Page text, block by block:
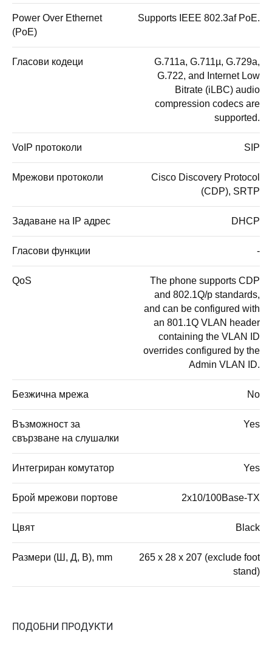
Power Over Ethernet
(PoE)
Supports IEEE 802.3af PoE.
Гласови кодеци
G.711a, G.711µ, G.729a,
G.722, and Internet Low
Bitrate (iLBC) audio
compression codecs are
supported.
VoIP протоколи SIP
Мрежови протоколи
Cisco Discovery Protocol
(CDP), SRTP
Задаване на IP адрес DHCP
Гласови функции -
QoS
The phone supports CDP
and 802.1Q/p standards,
and can be configured with
an 801.1Q VLAN header
containing the VLAN ID
overrides configured by the
Admin VLAN ID.
Безжична мрежа No
Възможност за
свързване на слушалки
Yes
Интегриран комутатор Yes
Брой мрежови портове 2x10/100Base-TX
Цвят Black
Размери (Ш, Д, В), mm
265 x 28 x 207 (exclude foot
stand)
ПОДОБНИ ПРОДУКТИ